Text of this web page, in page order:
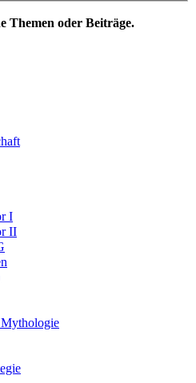
Themen oder Beiträge.
I
II